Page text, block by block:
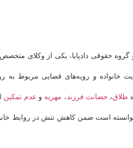
حقوقی دادپایا، یکی از وکلای
خانواده و رویه‌های قضایی مربوط
طلاق، حضانت فرزند ، مهریه و عدم تمکین
است ضمن کاهش تنش در روابط